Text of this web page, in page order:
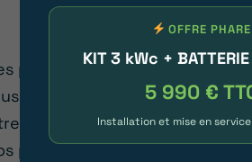
PRÉSERVER LA DURÉE
panneaux solaires ont une
décennies, mais leur
augmentée grâce à un
panneaux photovoltaïques.
OFFRE PHARE
KIT 3 kWc + BATTERIE
5 990 €
Installation et mise en